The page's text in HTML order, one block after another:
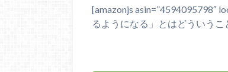
[amazonjs asin=”4594095798″
るようになる」とはどういうこ